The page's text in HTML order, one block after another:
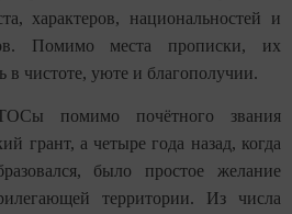
характеров, национальностей и
Помимо места прописки, их
в чистоте, уюте и благополучии.
помимо почётного звания
грант, а четыре года назад, когда
было простое желание
территории. Из числа